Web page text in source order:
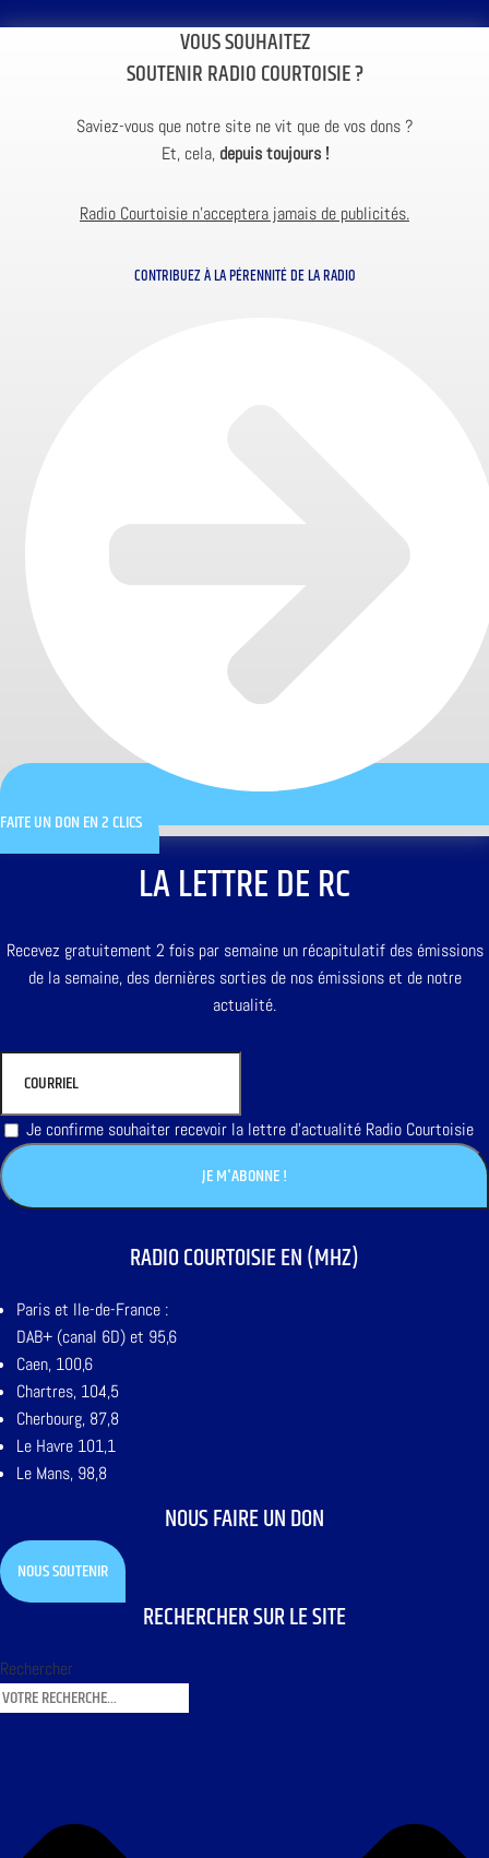
VOUS SOUHAITEZ
SOUTENIR RADIO COURTOISIE ?
Saviez-vous que notre site ne vit que de vos dons ?
Et, cela, depuis toujours !
Radio Courtoisie n’acceptera jamais de publicités.
CONTRIBUEZ À LA PÉRENNITÉ DE LA RADIO
FAITE UN DON EN 2 CLICS
LA LETTRE DE RC
Recevez gratuitement 2 fois par semaine un récapitulatif des émissions
de la semaine, des dernières sorties de nos émissions et de notre
actualité.
Je confirme souhaiter recevoir la lettre d'actualité Radio Courtoisie
RADIO COURTOISIE EN (MHZ)
Paris et Ile-de-France :
DAB+ (canal 6D) et 95,6
Caen, 100,6
Chartres, 104,5
Cherbourg, 87,8
Le Havre 101,1
Le Mans, 98,8
NOUS FAIRE UN DON
NOUS SOUTENIR
RECHERCHER SUR LE SITE
Rechercher